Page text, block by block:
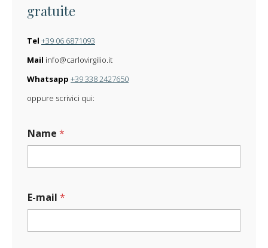
gratuite
Tel +39 06 6871093
Mail info@carlovirgilio.it
Whatsapp +39 338 2427650
oppure scrivici qui:
Name *
E
-
a
E-mail *